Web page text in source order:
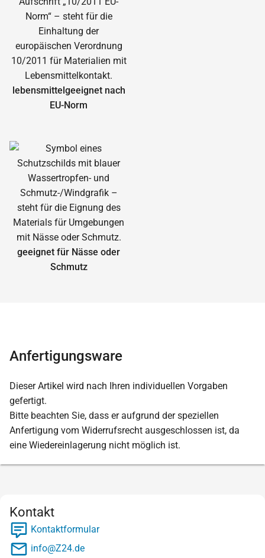
lebensmittelgeeignet nach
EU-Norm
geeignet für Nässe oder
Schmutz
Anfertigungsware
Dieser Artikel wird nach Ihren individuellen Vorgaben
gefertigt.
Bitte beachten Sie, dass er aufgrund der speziellen
Anfertigung vom Widerrufsrecht ausgeschlossen ist, da
eine Wiedereinlagerung nicht möglich ist.
Kontakt
Kontaktformular
info@Z24.de